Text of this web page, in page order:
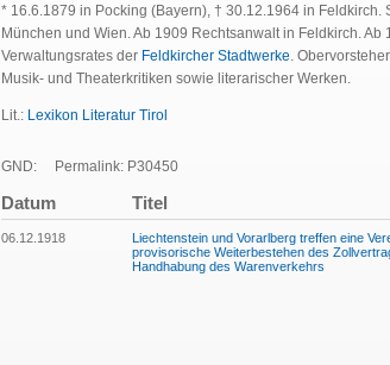
* 16.6.1879 in Pocking (Bayern), † 30.12.1964 in
München und Wien. Ab 1909 Rechtsanwalt in Feldkirch.
Verwaltungsrates der Feldkircher Stadtwerke.
Musik- und Theaterkritiken sowie literarischer Werken.
Lit.: Lexikon Literatur Tirol
GND: Permalink: P30450
Datum Titel
06.12.1918
Liechtenstein und Vorarlberg treffen eine
provisorische Weiterbestehen des
Handhabung des Warenverkehrs